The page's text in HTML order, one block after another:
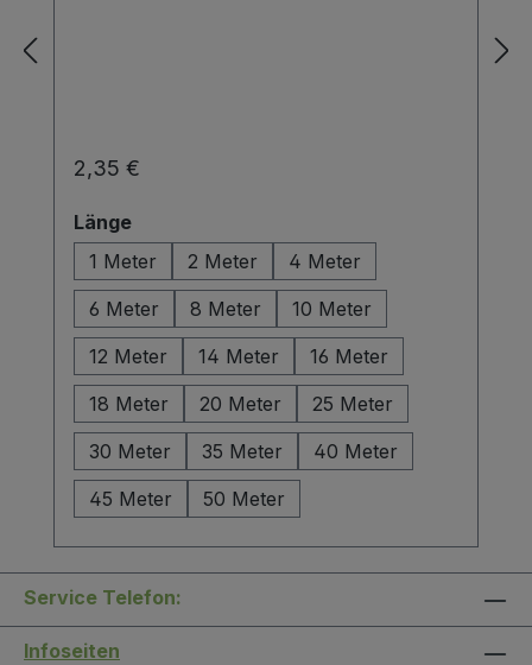
Regulärer Preis:
2,35 €
Längeauswählen
1 Meter
2 Meter
4 Meter
6 Meter
8 Meter
10 Meter
12 Meter
14 Meter
16 Meter
18 Meter
20 Meter
25 Meter
30 Meter
35 Meter
40 Meter
45 Meter
50 Meter
Service Telefon:
Infoseiten